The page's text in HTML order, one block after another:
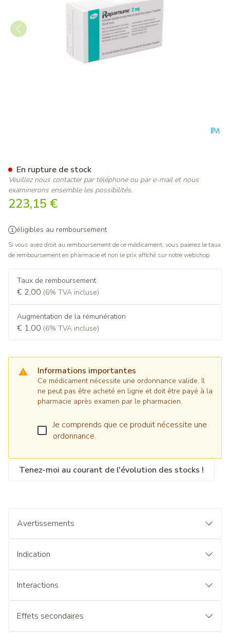
223,15 €
éligibles au remboursement
Si vous avez droit au remboursement de ce médicament, vous paierez le taux
de remboursement en pharmacie et non le prix affiché sur notre webshop.
Taux de remboursement
€ 2,00 (6% TVA incluse)
Augmentation de la rémunération
€ 1,00 (6% TVA incluse)
Informations importantes
Ce médicament nécessite une ordonnance valide. Il
ne peut pas être acheté en ligne et doit être payé à la
pharmacie après examen par le pharmacien.
Je comprends que ce produit nécessite une
ordonnance.
Tenez-moi au courant de l'évolution des stocks !
En rupture de stock
Veuillez nous contacter par téléphone ou par e-mail et nous
examinerons ensemble les possibilités.
Avertissements
Indication
Interactions
Effets secondaires